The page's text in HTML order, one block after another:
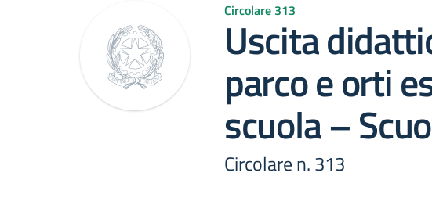
Circolare 313
Uscita
parco e orti
scuola –
Circolare n. 313